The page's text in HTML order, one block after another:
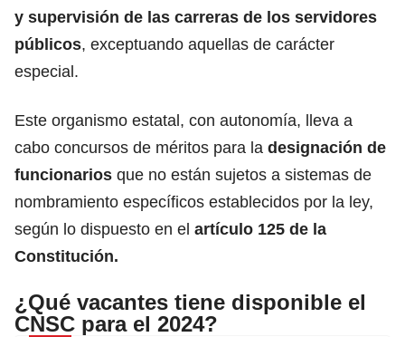
y supervisión de las carreras de los servidores
públicos, exceptuando aquellas de carácter
especial.
Este organismo estatal, con autonomía, lleva a
cabo concursos de méritos para la designación de
funcionarios que no están sujetos a sistemas de
nombramiento específicos establecidos por la ley,
según lo dispuesto en el artículo 125 de la
Constitución.
¿Qué vacantes tiene disponible el
CNSC para el 2024?